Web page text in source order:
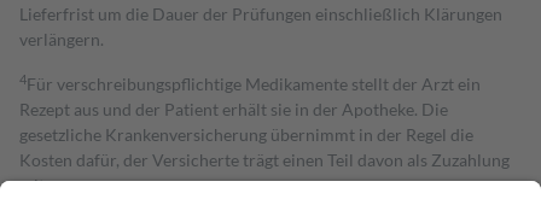
Lieferfrist um die Dauer der Prüfungen einschließlich Klärungen
verlängern.
4Für verschreibungspflichtige Medikamente stellt der Arzt ein
Rezept aus und der Patient erhält sie in der Apotheke. Die
gesetzliche Krankenversicherung übernimmt in der Regel die
Kosten dafür, der Versicherte trägt einen Teil davon als Zuzahlung
mit.